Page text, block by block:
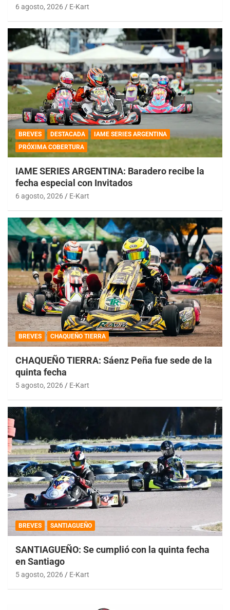
6 agosto, 2026 E-Kart
BREVES DESTACADA
IAME SERIES ARGENTINA
PRÓXIMA COBERTURA
IAME SERIES ARGENTINA: Baradero recibe la
fecha especial con Invitados
6 agosto, 2026 E-Kart
BREVES CHAQUEÑO TIERRA
CHAQUEÑO TIERRA: Sáenz Peña fue sede de la
quinta fecha
5 agosto, 2026 E-Kart
BREVES SANTIAGUEÑO
SANTIAGUEÑO: Se cumplió con la quinta fecha
en Santiago
5 agosto, 2026 E-Kart